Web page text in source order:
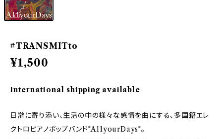
#TRANSMITto
¥1,500
International shipping available
日常に寄り添い、生活の中の様々な感情を曲にする、多国籍エレ
クトロピアノポップバンド"A11yourDays"。